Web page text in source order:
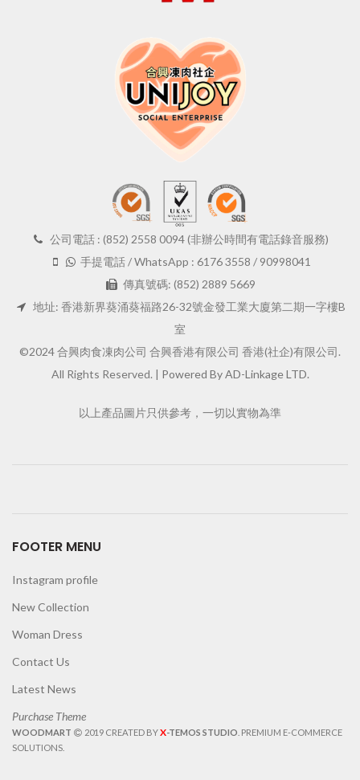
公司電話 : (852) 2558 0094 (非辦公時間有電話錄音服務)
手提電話 / WhatsApp : 6176 3558 / 90998041
傳真號碼: (852) 2889 5669
地址: 香港新界葵涌葵福路26-32號金發工業大廈第二期一字樓B
室
©2024 合興肉食凍肉公司 合興香港有限公司 香港(社企)有限公司.
All Rights Reserved. | Powered By AD-Linkage LTD.
以上產品圖片只供參考，一切以實物為準
FOOTER MENU
Instagram profile
New Collection
Woman Dress
Contact Us
Latest News
Purchase Theme
WOODMART 2019 CREATED BYX-TEMOS STUDIO . PREMIUM E-COMMERCE
SOLUTIONS.